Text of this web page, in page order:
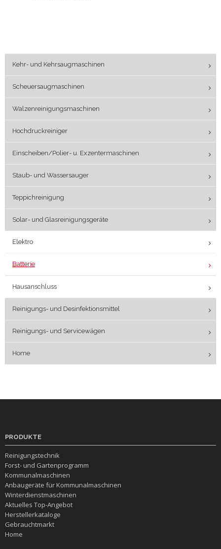
Kehr- und Kehrsaugmaschinen
Scheuersaugmaschinen
Walzenreinigungsmaschinen
Hochdruckreiniger
Einscheiben/Polier- u. Exzentermaschinen
Staub- und Wassersauger
Teppichreinigung
Solar- und Glasreinigungsgeräte
Elektro
Batterie
Hausanschluss
Reinigungs- und Desinfektionsmittel
Reinigungs- und Servicewägen
Home
PRODUKTE
Reinigungstechnik
Forst- und Gartenprogramm
Kommunalmaschinen
Anbaugeräte für Kommunalmaschinen
Winterdienstmaschinen
Aktuelles Top-Angebot
Herstellerkataloge
Gebrauchtmarkt
Home